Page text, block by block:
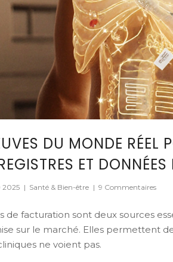
DU MONDE RÉEL
ET
2025 | Santé & Bien-être | 9 Commentaires
de facturation sont deux sources
sur le marché. Elles permettent
ne voient pas.